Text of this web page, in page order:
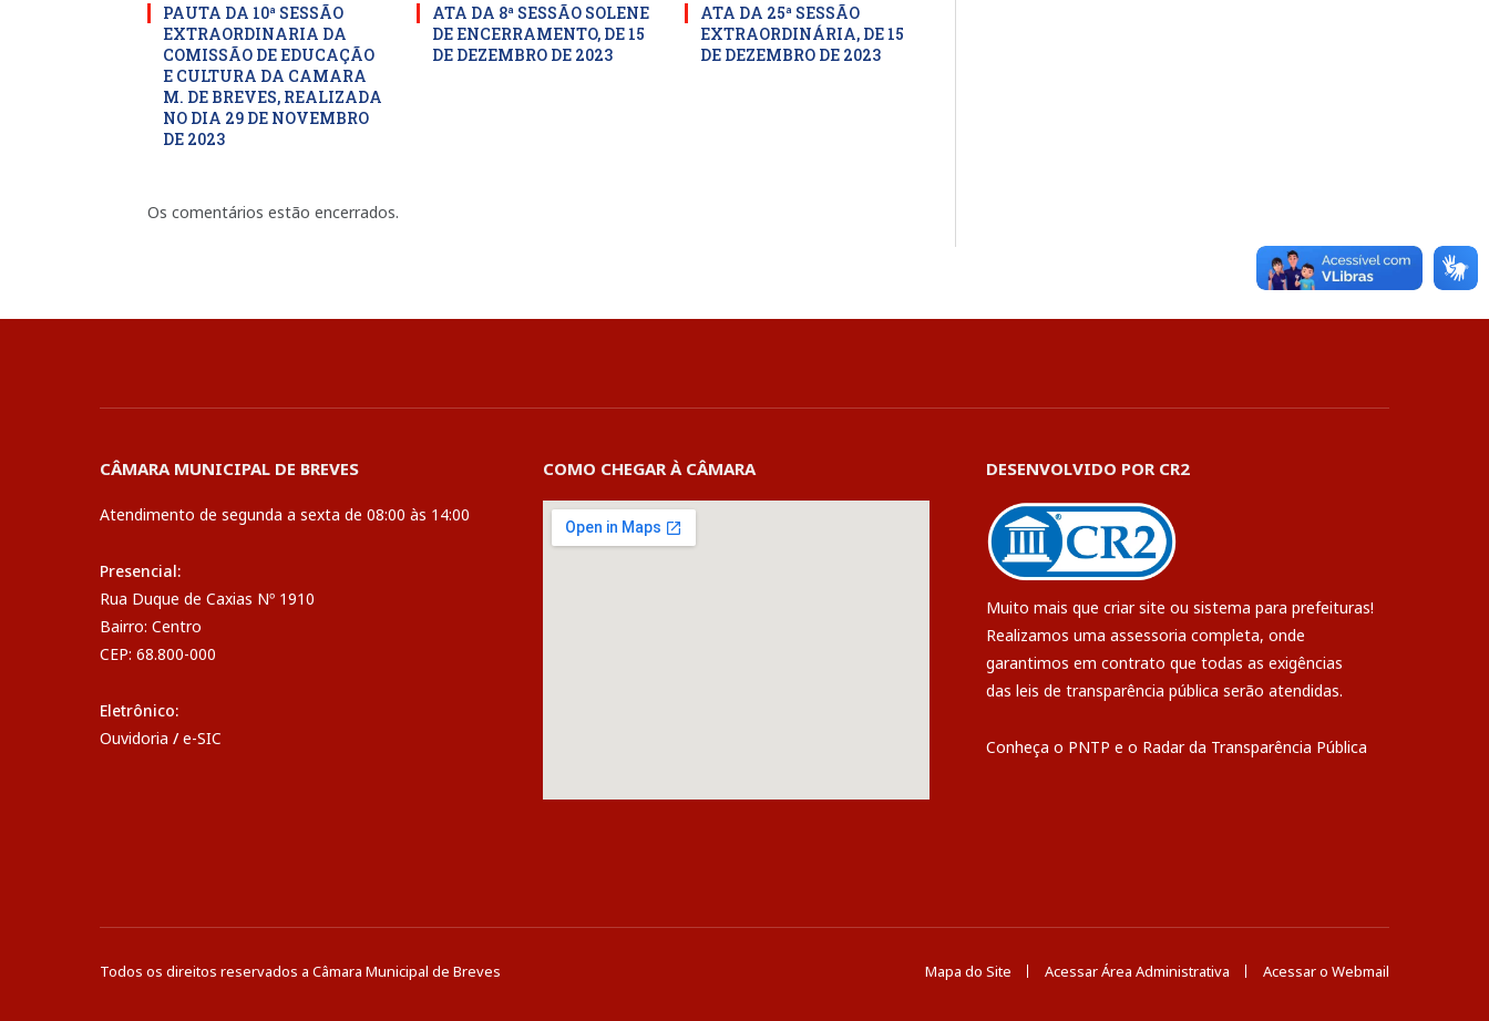
PAUTA DA 10ª SESSÃO
EXTRAORDINARIA DA
COMISSÃO DE EDUCAÇÃO
E CULTURA DA CAMARA
M. DE BREVES, REALIZADA
NO DIA 29 DE NOVEMBRO
DE 2023
ATA DA 8ª SESSÃO SOLENE
DE ENCERRAMENTO, DE 15
DE DEZEMBRO DE 2023
ATA DA 25ª SESSÃO
EXTRAORDINÁRIA, DE 15
DE DEZEMBRO DE 2023
Os comentários estão encerrados.
CÂMARA MUNICIPAL DE BREVES
Atendimento de segunda a sexta de 08:00 às 14:00
Presencial:
Rua Duque de Caxias Nº 1910
Bairro: Centro
CEP: 68.800-000
Eletrônico:
Ouvidoria / e-SIC
COMO CHEGAR À CÂMARA DESENVOLVIDO POR CR2
Muito mais que criar site ou sistema para prefeituras!
Realizamos uma assessoria completa, onde
garantimos em contrato que todas as exigências
das leis de transparência pública serão atendidas.
Conheça o PNTP e o Radar da Transparência Pública
Todos os direitos reservados a Câmara Municipal de Breves Mapa do Site Acessar Área Administrativa Acessar o Webmail